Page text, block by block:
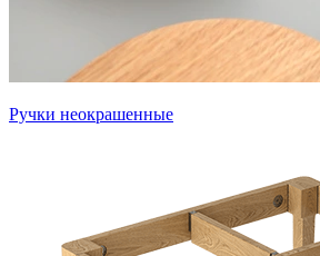
Ручки неокрашенные